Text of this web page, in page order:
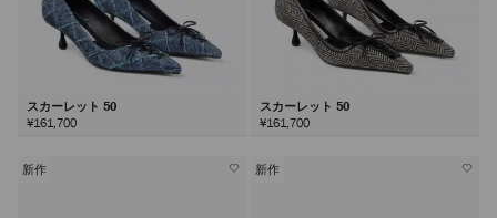
スカーレット 50
¥161,700
スカーレット 50
¥161,700
新作 新作